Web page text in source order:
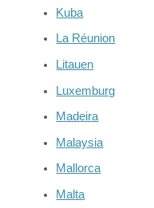
Kuba
La Réunion
Litauen
Luxemburg
Madeira
Malaysia
Mallorca
Malta